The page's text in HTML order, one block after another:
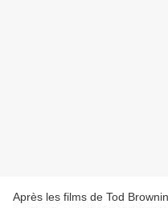
Après les films de Tod